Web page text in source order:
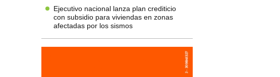
Ejecutivo nacional lanza plan crediticio
con subsidio para viviendas en zonas
afectadas por los sismos